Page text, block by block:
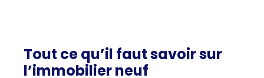
Tout ce qu’il faut savoir sur
l’immobilier neuf